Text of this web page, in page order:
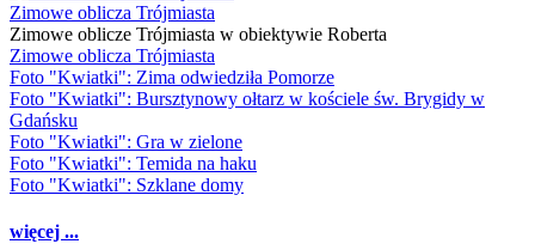
Zimowe oblicza Trójmiasta
Zimowe oblicze Trójmiasta w obiektywie Roberta
Zimowe oblicza Trójmiasta
Foto "Kwiatki": Zima odwiedziła Pomorze
Foto "Kwiatki": Bursztynowy ołtarz w kościele św. Brygidy w
Gdańsku
Foto "Kwiatki": Gra w zielone
Foto "Kwiatki": Temida na haku
Foto "Kwiatki": Szklane domy
więcej ...